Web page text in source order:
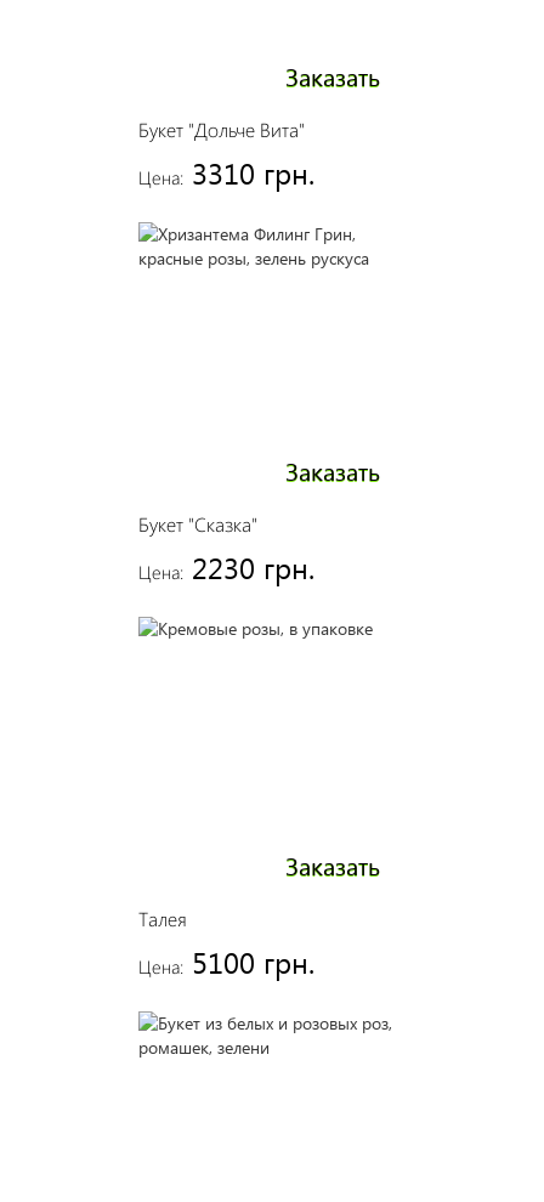
Букет "Дольче Вита"
Цена: 3310 грн.
Заказать
Букет "Сказка"
Цена: 2230 грн.
Заказать
Талея
Цена: 5100 грн.
Заказать